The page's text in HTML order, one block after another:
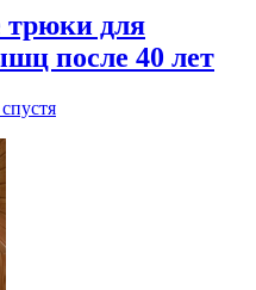
для
после 40 лет